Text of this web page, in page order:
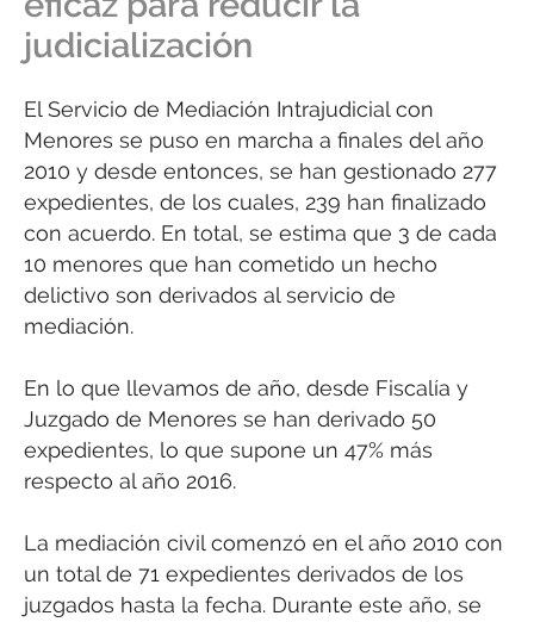
judicialización
El Servicio de Mediación Intrajudicial con
Menores se puso en marcha a finales del año
2010 y desde entonces, se han gestionado 277
expedientes, de los cuales, 239 han finalizado
con acuerdo. En total, se estima que 3 de cada
10 menores que han cometido un hecho
delictivo son derivados al servicio de
mediación.
En lo que llevamos de año, desde Fiscalía y
Juzgado de Menores se han derivado 50
expedientes, lo que supone un 47% más
respecto al año 2016.
La mediación civil comenzó en el año 2010 con
un total de 71 expedientes derivados de los
juzgados hasta la fecha. Durante este año, se